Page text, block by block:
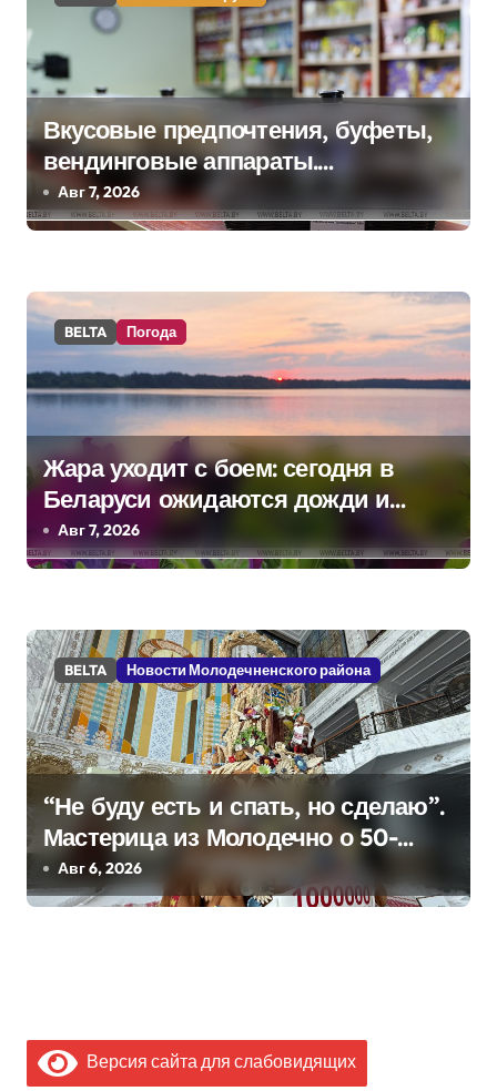
ц
и
я
п
о
а
п
и
с
я
м
Вкусовые предпочтения, буфеты,
вендинговые аппараты.
Минобразования об изменениях в
школьном питании
Авг 7, 2026
BELTA Погода
Жара уходит с боем: сегодня в
Беларуси ожидаются дожди и
грозы
Авг 7, 2026
BELTA Новости Молодечненского района
“Не буду есть и спать, но сделаю”.
Мастерица из Молодечно о 50-
килограммовом каравае для
Дворца Независимости
Авг 6, 2026
Версия сайта для слабовидящих